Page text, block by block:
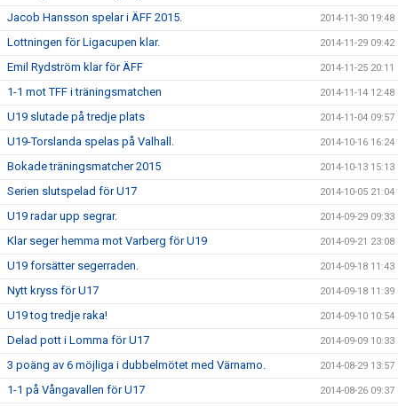
Jacob Hansson spelar i ÄFF 2015. 2014-11-30 19:48
Lottningen för Ligacupen klar. 2014-11-29 09:42
Emil Rydström klar för ÄFF 2014-11-25 20:11
1-1 mot TFF i träningsmatchen 2014-11-14 12:48
U19 slutade på tredje plats 2014-11-04 09:57
U19-Torslanda spelas på Valhall. 2014-10-16 16:24
Bokade träningsmatcher 2015 2014-10-13 15:13
Serien slutspelad för U17 2014-10-05 21:04
U19 radar upp segrar. 2014-09-29 09:33
Klar seger hemma mot Varberg för U19 2014-09-21 23:08
U19 forsätter segerraden. 2014-09-18 11:43
Nytt kryss för U17 2014-09-18 11:39
U19 tog tredje raka! 2014-09-10 10:54
Delad pott i Lomma för U17 2014-09-09 10:33
3 poäng av 6 möjliga i dubbelmötet med Värnamo. 2014-08-29 13:57
1-1 på Vångavallen för U17 2014-08-26 09:37